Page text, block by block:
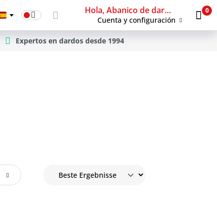
Hola, Abanico de dardos
Cuenta y configuración
0
Expertos en dardos desde 1994